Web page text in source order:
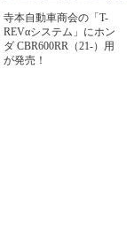
寺本自動車商会の「T-
REVαシステム」にホン
ダ CBR600RR（21-）用
が発売！